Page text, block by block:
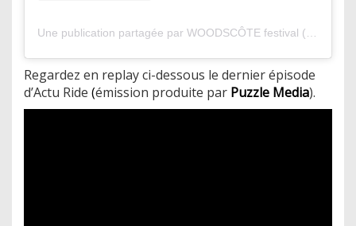
Regardez en replay ci-dessous le dernier épisode
d’Actu Ride (émission produite par Puzzle Media).